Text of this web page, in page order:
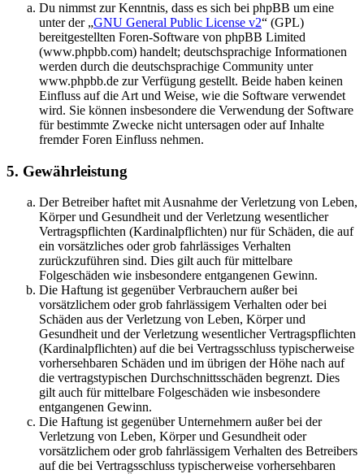
Du nimmst zur Kenntnis, dass es sich bei phpBB um eine
unter der „GNU General Public License v2“ (GPL)
bereitgestellten Foren-Software von phpBB Limited
(www.phpbb.com) handelt; deutschsprachige Informationen
werden durch die deutschsprachige Community unter
www.phpbb.de zur Verfügung gestellt. Beide haben keinen
Einfluss auf die Art und Weise, wie die Software verwendet
wird. Sie können insbesondere die Verwendung der Software
für bestimmte Zwecke nicht untersagen oder auf Inhalte
fremder Foren Einfluss nehmen.
5. Gewährleistung
Der Betreiber haftet mit Ausnahme der Verletzung von Leben,
Körper und Gesundheit und der Verletzung wesentlicher
Vertragspflichten (Kardinalpflichten) nur für Schäden, die auf
ein vorsätzliches oder grob fahrlässiges Verhalten
zurückzuführen sind. Dies gilt auch für mittelbare
Folgeschäden wie insbesondere entgangenen Gewinn.
Die Haftung ist gegenüber Verbrauchern außer bei
vorsätzlichem oder grob fahrlässigem Verhalten oder bei
Schäden aus der Verletzung von Leben, Körper und
Gesundheit und der Verletzung wesentlicher Vertragspflichten
(Kardinalpflichten) auf die bei Vertragsschluss typischerweise
vorhersehbaren Schäden und im übrigen der Höhe nach auf
die vertragstypischen Durchschnittsschäden begrenzt. Dies
gilt auch für mittelbare Folgeschäden wie insbesondere
entgangenen Gewinn.
Die Haftung ist gegenüber Unternehmern außer bei der
Verletzung von Leben, Körper und Gesundheit oder
vorsätzlichem oder grob fahrlässigem Verhalten des Betreibers
auf die bei Vertragsschluss typischerweise vorhersehbaren